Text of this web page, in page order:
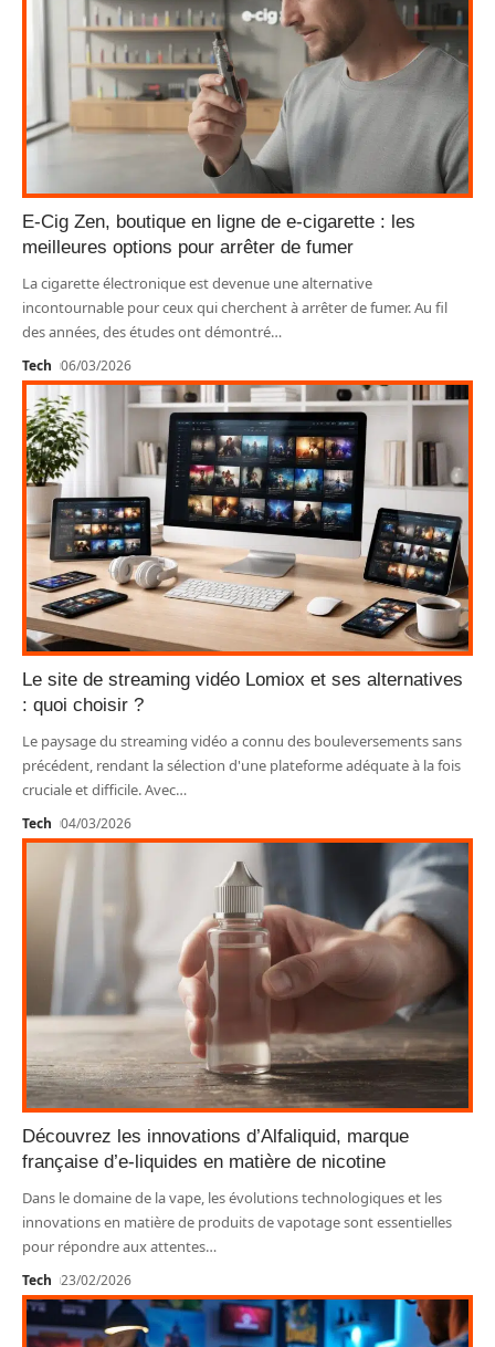
E-Cig Zen, boutique en ligne de e-cigarette : les
meilleures options pour arrêter de fumer
La cigarette électronique est devenue une alternative
incontournable pour ceux qui cherchent à arrêter de fumer. Au fil
des années, des études ont démontré…
Tech 06/03/2026
Le site de streaming vidéo Lomiox et ses alternatives
: quoi choisir ?
Le paysage du streaming vidéo a connu des bouleversements sans
précédent, rendant la sélection d'une plateforme adéquate à la fois
cruciale et difficile. Avec…
Tech 04/03/2026
Découvrez les innovations d’Alfaliquid, marque
française d’e-liquides en matière de nicotine
Dans le domaine de la vape, les évolutions technologiques et les
innovations en matière de produits de vapotage sont essentielles
pour répondre aux attentes…
Tech 23/02/2026